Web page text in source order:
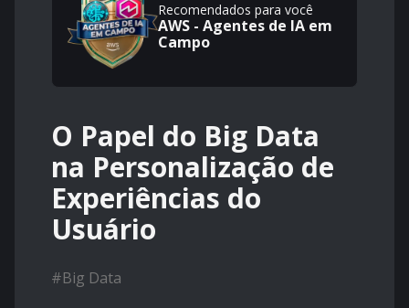
Recomendados para você
AWS - Agentes de IA em
Campo
O Papel do Big Data
na Personalização de
Experiências do
Usuário
#Big Data